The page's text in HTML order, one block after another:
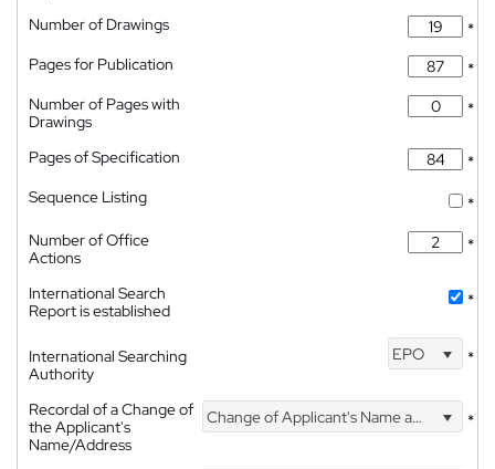
Number of Drawings
*
Pages for Publication
*
Number of Pages with
Drawings
*
Pages of Specification
*
Sequence Listing
*
Number of Office
Actions
*
International Search
Report is established
*
International Searching
Authority
EPO *
Recordal of a Change of
the Applicant's
Name/Address
Change of Applicant's Name and Address *